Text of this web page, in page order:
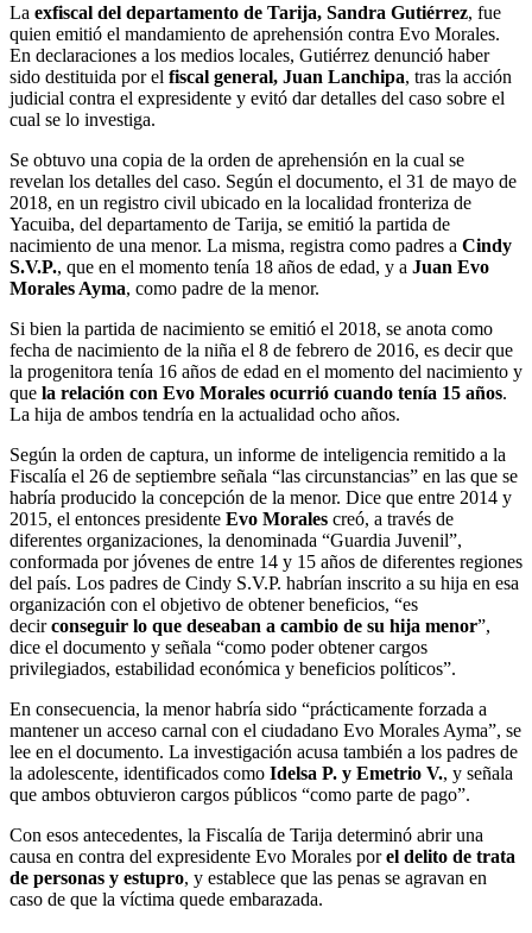
La exfiscal del departamento de Tarija, Sandra Gutiérrez, fue
quien emitió el mandamiento de aprehensión contra Evo Morales.
En declaraciones a los medios locales, Gutiérrez denunció haber
sido destituida por el fiscal general, Juan Lanchipa, tras la acción
judicial contra el expresidente y evitó dar detalles del caso sobre el
cual se lo investiga.
Se obtuvo una copia de la orden de aprehensión en la cual se
revelan los detalles del caso. Según el documento, el 31 de mayo de
2018, en un registro civil ubicado en la localidad fronteriza de
Yacuiba, del departamento de Tarija, se emitió la partida de
nacimiento de una menor. La misma, registra como padres a Cindy
S.V.P., que en el momento tenía 18 años de edad, y a Juan Evo
Morales Ayma, como padre de la menor.
Si bien la partida de nacimiento se emitió el 2018, se anota como
fecha de nacimiento de la niña el 8 de febrero de 2016, es decir que
la progenitora tenía 16 años de edad en el momento del nacimiento y
que la relación con Evo Morales ocurrió cuando tenía 15 años.
La hija de ambos tendría en la actualidad ocho años.
Según la orden de captura, un informe de inteligencia remitido a la
Fiscalía el 26 de septiembre señala “las circunstancias” en las que se
habría producido la concepción de la menor. Dice que entre 2014 y
2015, el entonces presidente Evo Morales creó, a través de
diferentes organizaciones, la denominada “Guardia Juvenil”,
conformada por jóvenes de entre 14 y 15 años de diferentes regiones
del país. Los padres de Cindy S.V.P. habrían inscrito a su hija en esa
organización con el objetivo de obtener beneficios, “es
decirconseguir lo que deseaban a cambio de su hija menor”,
dice el documento y señala “como poder obtener cargos
privilegiados, estabilidad económica y beneficios políticos”.
En consecuencia, la menor habría sido “prácticamente forzada a
mantener un acceso carnal con el ciudadano Evo Morales Ayma”, se
lee en el documento. La investigación acusa también a los padres de
la adolescente, identificados como Idelsa P. y Emetrio V., y señala
que ambos obtuvieron cargos públicos “como parte de pago”.
Con esos antecedentes, la Fiscalía de Tarija determinó abrir una
causa en contra del expresidente Evo Morales porel delito de trata
de personas y estupro, y establece que las penas se agravan en
caso de que la víctima quede embarazada.